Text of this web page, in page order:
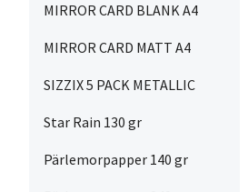
MIRROR CARD BLANK A4
MIRROR CARD MATT A4
SIZZIX 5 PACK METALLIC
Star Rain 130 gr
Pärlemorpapper 140 gr